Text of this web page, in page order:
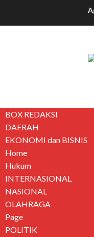
BOX REDAKSI
DAERAH
EKONOMI dan BISNIS
Home
Hukum
INTERNASIONAL
NASIONAL
OLAHRAGA
Page
POLITIK